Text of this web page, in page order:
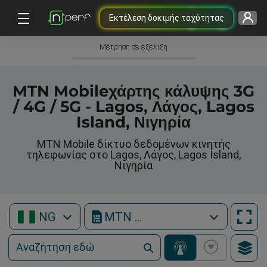
Εκτέλεση δοκιμής ταχύτητας
Μέτρηση σε εξέλιξη
MTN Mobileχάρτης κάλυψης 3G
/ 4G / 5G - Lagos, Λάγος, Lagos
Island, Νιγηρία
MTN Mobile δίκτυο δεδομένων κινητής
τηλεφωνίας στο Lagos, Λάγος, Lagos Island,
Νιγηρία
NG MTN Mobile